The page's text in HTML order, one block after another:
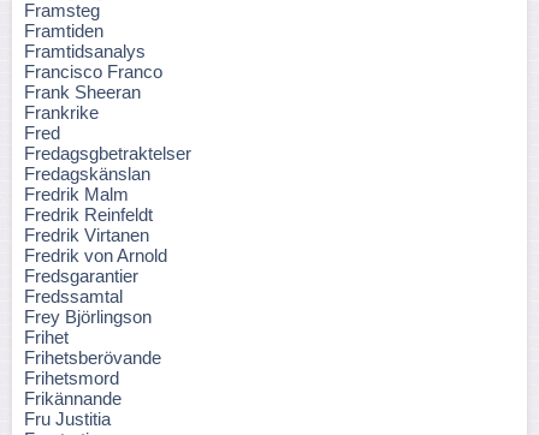
Framsteg
Framtiden
Framtidsanalys
Francisco Franco
Frank Sheeran
Frankrike
Fred
Fredagsgbetraktelser
Fredagskänslan
Fredrik Malm
Fredrik Reinfeldt
Fredrik Virtanen
Fredrik von Arnold
Fredsgarantier
Fredssamtal
Frey Björlingson
Frihet
Frihetsberövande
Frihetsmord
Frikännande
Fru Justitia